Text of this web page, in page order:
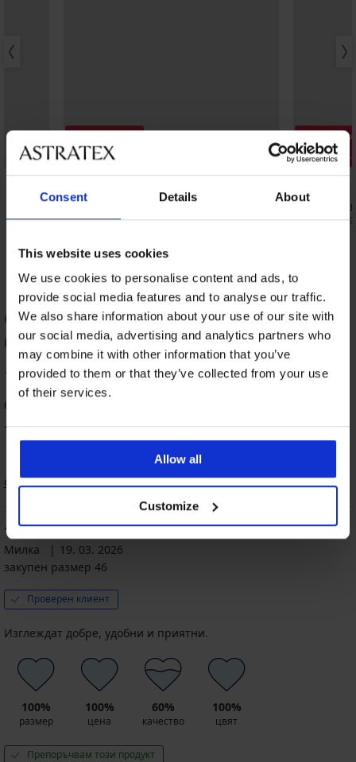
Consent Details About
This website uses cookies
We use cookies to personalise content and ads, to
provide social media features and to analyse our traffic.
We also share information about your use of our site with
our social media, advertising and analytics partners who
may combine it with other information that you’ve
provided to them or that they’ve collected from your use
of their services.
Allow all
Customize
с модал
Разпродажба
Отстъпка -70%
2PACK класически бикини Imani
8,40 €(16,43 лв.)28,12 €
Отстъпка -
11,20 €
ОЦЕНКА НА ПРОДУКТ Класически
бикини Abigail
100%
6 оценили продукта
100% от клиентите, препоръчват продукта
Сортиране
100
Милка
19. 03. 2026
закупен размер 46
Проверен клиент
Изглеждат добре, удобни и приятни.
100%
размер
100%
цена
60%
качество
100%
цвят
Препоръчвам този продукт